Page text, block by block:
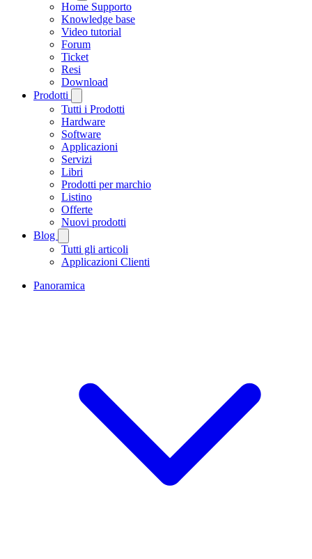
Home Supporto
Knowledge base
Video tutorial
Forum
Ticket
Resi
Download
Prodotti
Tutti i Prodotti
Hardware
Software
Applicazioni
Servizi
Libri
Prodotti per marchio
Listino
Offerte
Nuovi prodotti
Blog
Tutti gli articoli
Applicazioni Clienti
Panoramica